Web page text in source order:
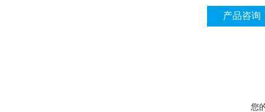
产品咨询
您